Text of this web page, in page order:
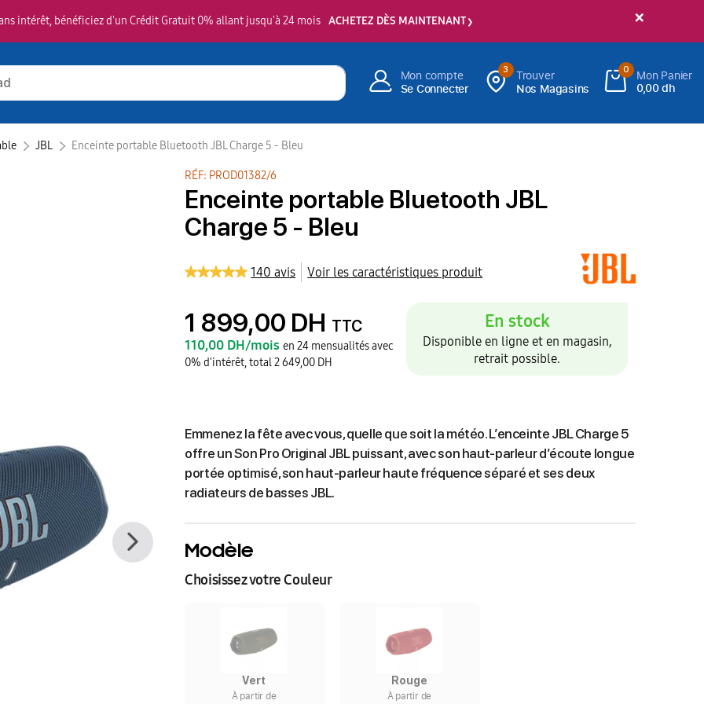
×
intérêt, bénéficiez d'un Crédit Gratuit 0% allant jusqu'à 24 mois ACHETEZ DÈS MAINTENANT
Mon compte
Se Connecter
3
Trouver
Nos Magasins
0
Mon Panier
0,00 dh
JBL‎ Enceinte portable Bluetooth JBL Charge 5 - Bleu
RÉF: PROD01382/6
Enceinte portable Bluetooth JBL
Charge 5 - Bleu
140 avis Voir les caractéristiques produit
1 899,00 DH TTC
110,00 DH/moisen 24 mensualités avec
0% d'intérêt, total 2 649,00 DH
En stock
Disponible en ligne et en magasin,
retrait possible.
Emmenez la fête avec vous, quelle que soit la météo. L’enceinte JBL Charge 5
offre un Son Pro Original JBL puissant, avec son haut-parleur d’écoute longue
portée optimisé, son haut-parleur haute fréquence séparé et ses deux
radiateurs de basses JBL.
Modèle
Choisissez votre Couleur
Vert
À partir de
Rouge
À partir de